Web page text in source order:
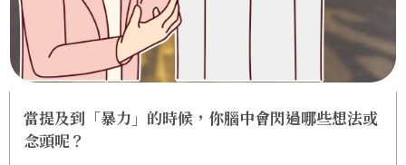
當提及到「暴力 」的時候，你腦中會閃過哪些想法或
念頭呢？